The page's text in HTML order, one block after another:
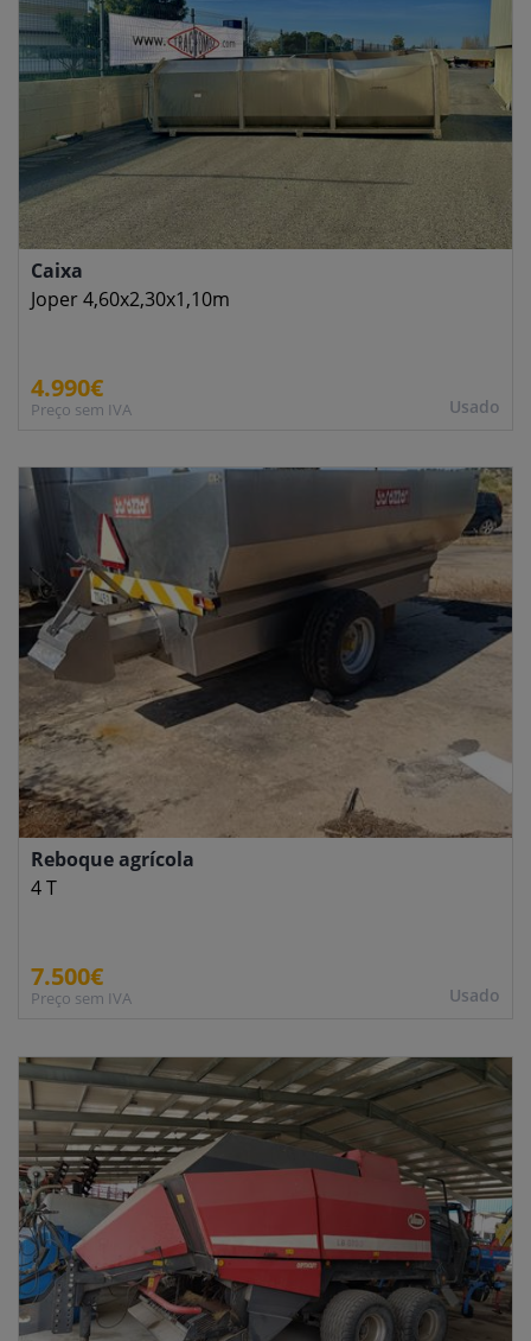
Usado
Caixa
Joper 4,60x2,30x1,10m
4.990€
Preço sem IVA
Usado
Reboque agrícola
4 T
7.500€
Preço sem IVA